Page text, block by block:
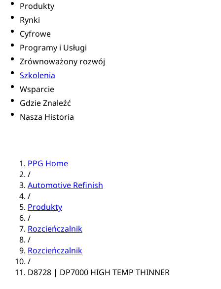
Produkty
Rynki
Cyfrowe
Programy i Usługi
Zrównoważony rozwój
Szkolenia
Wsparcie
Gdzie Znaleźć
Nasza Historia
PPG Home
/
Automotive Refinish
/
Produkty
/
Rozcieńczalnik
/
Rozcieńczalnik
/
D8728 | DP7000 HIGH TEMP THINNER